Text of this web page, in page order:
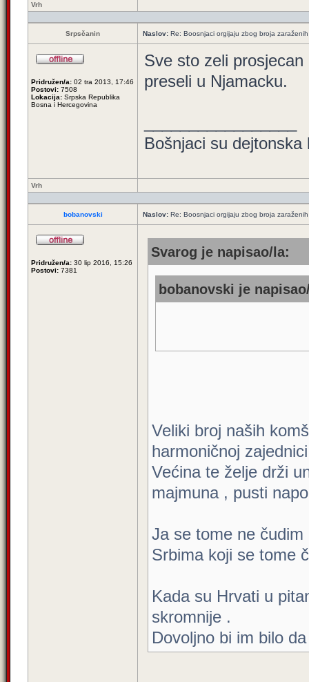
Vrh
Srpsčanin Naslov: Re: Boosnjaci orgijaju zbog broja
Pridružen/a: 02 tra 2013, 17:46
Postovi: 7508
Lokacija: Srpska Republika
Bosna i Hercegovina
Sve sto zeli
preseli u Njamacku.
Bošnjaci su dejtonska
Vrh
bobanovski Naslov: Re: Boosnjaci orgijaju zbog broja
Pridružen/a: 30 lip 2016, 15:26
Postovi: 7381
Svarog je napisao/la:
bobanovski je
Veliki broj naših
harmoničnoj
Većina te želje drži
majmuna , pusti
Ja se tome ne
Srbima koji se tome
Kada su Hrvati u
skromnije .
Dovoljno bi im bilo